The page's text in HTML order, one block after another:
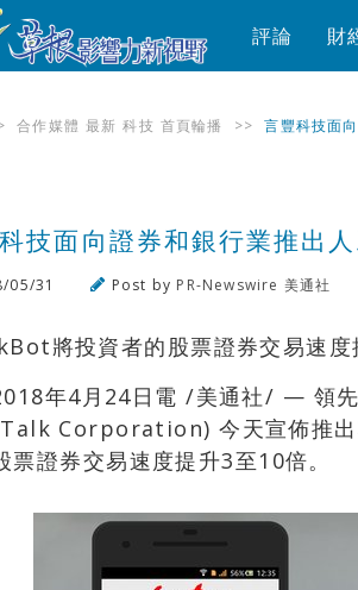
評論 財
合作媒體 最新 科技 首頁輪播 >> 言豐科技面
技面向證券和銀行業推出
05/31 Post by PR-Newswire 美通社
將投資者的股票證券交易速度
年4月24日電 /美通社/ — 領
Corporation) 今天宣佈推出
票證券交易速度提升3至10倍。